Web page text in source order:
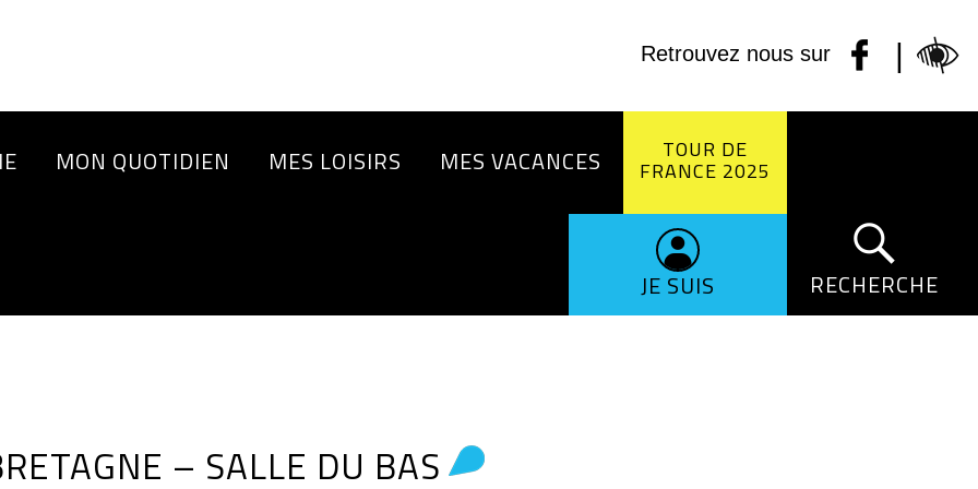
Retrouvez nous sur |
MON QUOTIDIEN MES LOISIRS MES VACANCES TOUR DE
FRANCE 2025
JE SUIS RECHERCHE
– SALLE DU BAS